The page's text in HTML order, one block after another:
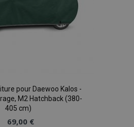
pour Daewoo Kalos -
M2 Hatchback (380-
405 cm)
69,00 €